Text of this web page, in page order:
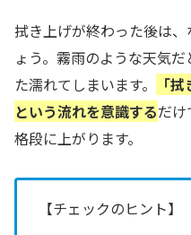
拭き上げが終わった後は
ょう。霧雨のような天気
た濡れてしまいます。
「
という流れを意識するだ
格段に上がります。
【チェックのヒント】